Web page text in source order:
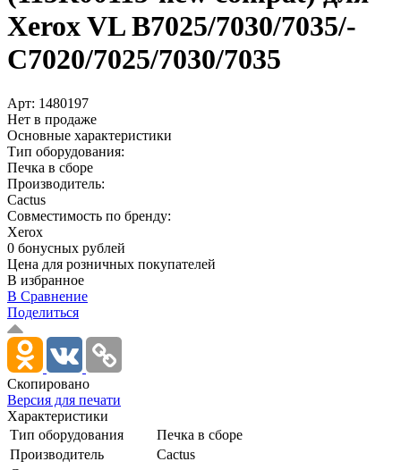
Xerox VL B7025/­7030/­7035/­
C7020/­7025/­7030/­7035
Арт: 1480197
Нет в продаже
Основные характеристики
Тип оборудования:
Печка в сборе
Производитель:
Cactus
Совместимость по бренду:
Xerox
0 бонусных рублей
Цена для розничных покупателей
В избранное
В Сравнение
Поделиться
Скопировано
Версия для печати
Характеристики
Тип оборудования
Печка в сборе
Производитель
Cactus